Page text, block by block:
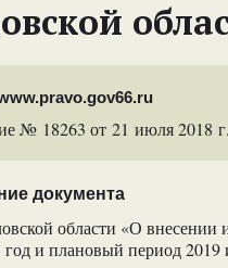
№ 18263 от 21 июля 2018 г.
документа
области «О внесении
год и плановый период